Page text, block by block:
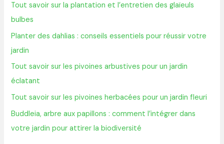
c
h
e
r
:
Tout savoir sur la plantation et l’entretien des glaïeuls
bulbes
Planter des dahlias : conseils essentiels pour réussir votre
jardin
Tout savoir sur les pivoines arbustives pour un jardin
éclatant
Tout savoir sur les pivoines herbacées pour un jardin fleuri
Buddleia, arbre aux papillons : comment l’intégrer dans
votre jardin pour attirer la biodiversité